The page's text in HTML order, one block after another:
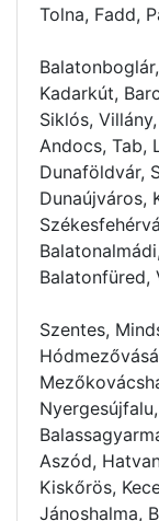
Tolna, Fadd,
Kadarkút,
Siklós,
Andocs, Tab,
Dunaföldvár,
Dunaújváros,
Balatonfüred,
Szentes,
Aszód,
Kiskőrös,
Jánoshalma,